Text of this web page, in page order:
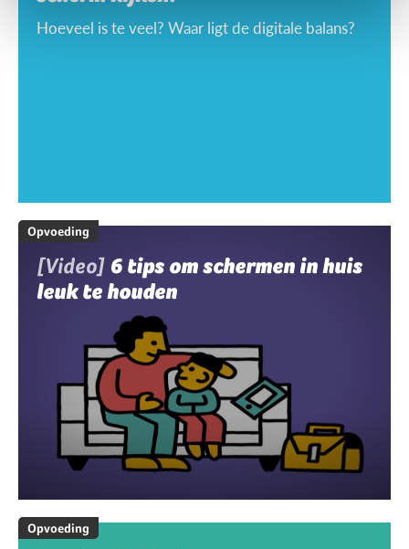
Hoeveel is te veel? Waar ligt de digitale balans?
Opvoeding
[Video] 6 tips om schermen in huis
leuk te houden
Opvoeding